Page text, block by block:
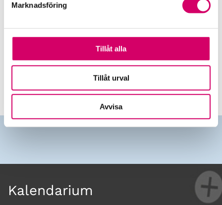
Marknadsföring
Tillåt alla
Tillåt urval
Avvisa
Vi har även ett stort utbud av
här >>
Kalendarium